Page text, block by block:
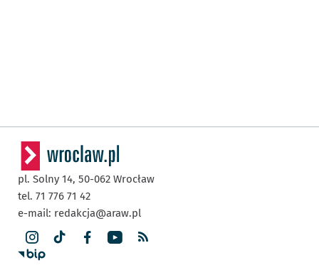
pl. Solny 14, 50-062 Wrocław
tel. 71 776 71 42
e-mail: redakcja@araw.pl